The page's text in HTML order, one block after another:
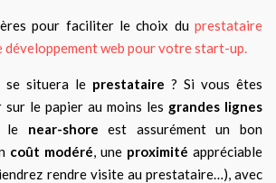
pour faciliter le choix du prestataire
web pour votre start-up.
se situera le prestataire ? Si vous êtes
sur le papier au moins les grandes lignes
, le near-shore est assurément un bon
coût modéré , une proximité appréciable
rendre visite au prestataire…), avec